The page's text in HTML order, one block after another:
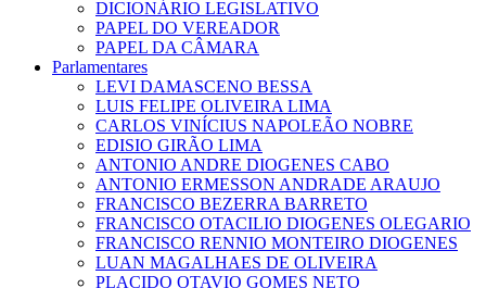
DICIONÁRIO LEGISLATIVO
PAPEL DO VEREADOR
PAPEL DA CÂMARA
Parlamentares
LEVI DAMASCENO BESSA
LUIS FELIPE OLIVEIRA LIMA
CARLOS VINÍCIUS NAPOLEÃO NOBRE
EDISIO GIRÃO LIMA
ANTONIO ANDRE DIOGENES CABO
ANTONIO ERMESSON ANDRADE ARAUJO
FRANCISCO BEZERRA BARRETO
FRANCISCO OTACILIO DIOGENES OLEGARIO
FRANCISCO RENNIO MONTEIRO DIOGENES
LUAN MAGALHAES DE OLIVEIRA
PLACIDO OTAVIO GOMES NETO